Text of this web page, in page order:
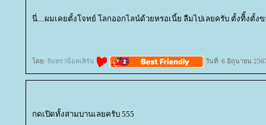
นี่....ผมเคยตั้งโจทย์ โลกออกไลน์ด้วยหรอเนี้ย ลืมไปเลยครับ ตั้งทิิ้งตั้งข
ดย: จันทราน็อคเทิร์น วันที่: 6 มิถุนายน
กดเปิดทั้งสามบานเลยครับ 555